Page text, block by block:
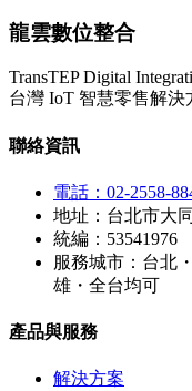
龍雲數位整合
TransTEP Digital
台灣 IoT 智慧零售解決
聯絡資訊
電話：02-2558-
地址：台北市大
統編：53541976
服務城市：台北
雄・全台均可
產品與服務
解決方案